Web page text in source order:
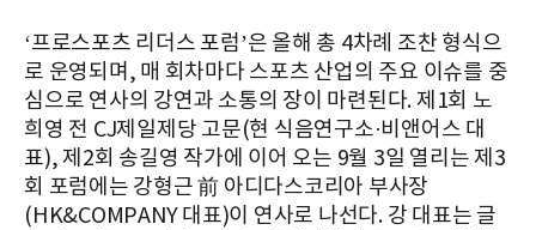
‘프로스포츠 리더스 포럼’은 올해 총 4차례 조찬 형식으
로 운영되며, 매 회차마다 스포츠 산업의 주요 이슈를 중
심으로 연사의 강연과 소통의 장이 마련된다. 제1회 노
희영 전 CJ제일제당 고문(현 식음연구소·비앤어스 대
표), 제2회 송길영 작가에 이어 오는 9월 3일 열리는 제3
회 포럼에는 강형근 前 아디다스코리아 부사장
(HK&COMPANY 대표)이 연사로 나선다. 강 대표는 글